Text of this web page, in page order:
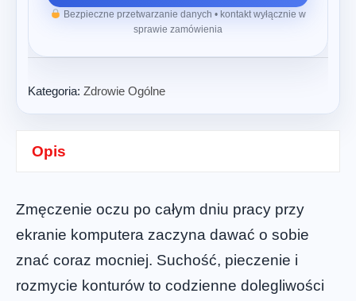
Bezpieczne przetwarzanie danych • kontakt wyłącznie w
sprawie zamówienia
Kategoria: Zdrowie Ogólne
Opis
Zmęczenie oczu po całym dniu pracy przy
ekranie komputera zaczyna dawać o sobie
znać coraz mocniej. Suchość, pieczenie i
rozmycie konturów to codzienne dolegliwości